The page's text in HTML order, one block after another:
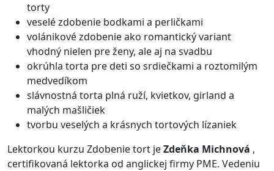
torty
veselé zdobenie bodkami a perličkami
volánikové zdobenie ako romantický variant
vhodný nielen pre ženy, ale aj na svadbu
okrúhla torta pre deti so srdiečkami a roztomilým
medvedíkom
slávnostná torta plná ruží, kvietkov, girland a
malých mašličiek
tvorbu veselých a krásnych tortových lízaniek
Lektorkou kurzu Zdobenie tort jeZdeňka Michnová ,
certifikovaná lektorka od anglickej firmy PME. Vedeniu